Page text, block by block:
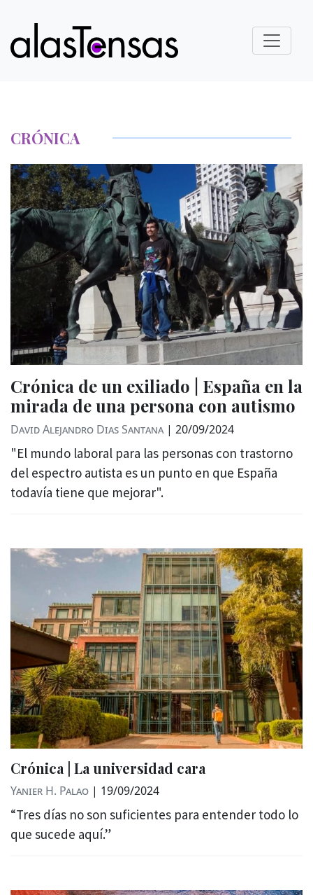
CRÓNICA
Crónica de un exiliado | España en la
mirada de una persona con autismo
David Alejandro Dias Santana | 20/09/2024
"El mundo laboral para las personas con trastorno
del espectro autista es un punto en que España
todavía tiene que mejorar".
Crónica | La universidad cara
Yanier H. Palao | 19/09/2024
“Tres días no son suficientes para entender todo lo
que sucede aquí.”